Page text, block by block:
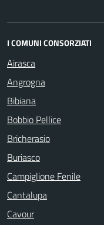
I COMUNI CONSORZIATI
Airasca
Angrogna
Bibiana
Bobbio Pellice
Bricherasio
Buriasco
Campiglione Fenile
Cantalupa
Cavour